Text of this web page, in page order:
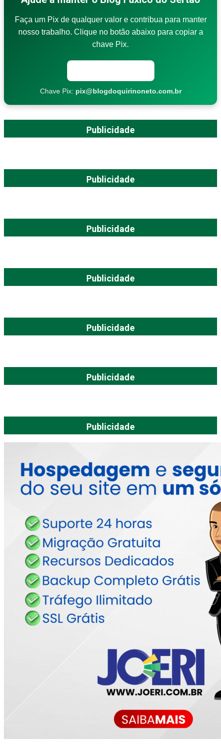
Faça um Pix de qualquer valor e contribua para manter
nosso trabalho. Clique no botão abaixo para copiar a
chave Pix.
Chave Pix: pix@blogdoquirinoneto.com.br
Publicidade
Publicidade
Publicidade
Publicidade
Publicidade
Publicidade
Publicidade